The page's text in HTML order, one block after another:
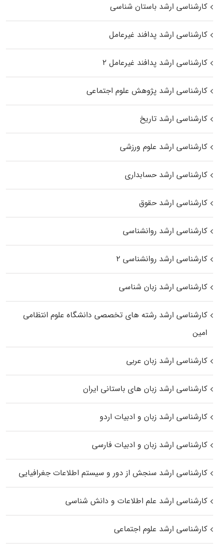
کارشناسی ارشد باستان شناسی
کارشناسی ارشد پدافند غیرعامل
کارشناسی ارشد پدافند غیرعامل ۲
کارشناسی ارشد پژوهش علوم اجتماعی
کارشناسی ارشد تاریخ
کارشناسی ارشد علوم ورزشی
کارشناسی ارشد حسابداری
کارشناسی ارشد حقوق
کارشناسی ارشد روانشناسی
کارشناسی ارشد روانشناسی ۲
کارشناسی ارشد زبان شناسی
کارشناسی ارشد رﺷﺘﻪ ﻫﺎی تخصصی داﻧﺸﮕﺎه ﻋﻠﻮم انتظامی
اﻣﻴﻦ
کارشناسی ارشد زبان عربی
کارشناسی ارشد زبان‌ های باستانی ایران
کارشناسی ارشد زبان و ادبیات اردو
کارشناسی ارشد زبان و ادبیات فارسی
کارشناسی ارشد سنجش از دور و سیستم اطلاعات جغرافیایی
کارشناسی ارشد علم اطلاعات و دانش شناسی
کارشناسی ارشد علوم اجتماعی